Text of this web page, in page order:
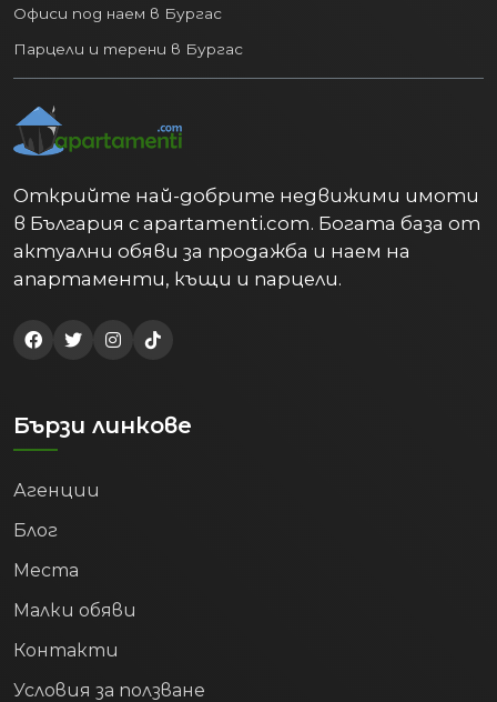
Офиси под наем в Бургас
Парцели и терени в Бургас
Открийте най-добрите недвижими имоти
в България с apartamenti.com. Богата база от
актуални обяви за продажба и наем на
апартаменти, къщи и парцели.
Бързи линкове
Агенции
Блог
Места
Малки обяви
Контакти
Условия за ползване